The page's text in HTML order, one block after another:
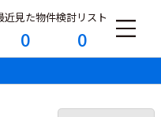
近見た物件
0
検討リスト
0